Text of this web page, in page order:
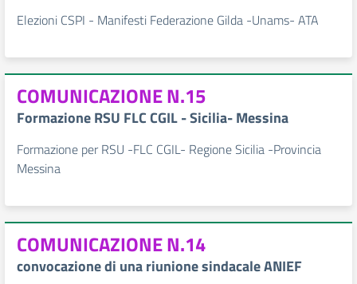
Elezioni CSPI - Manifesti Federazione Gilda -Unams- ATA
COMUNICAZIONE N.15
Formazione RSU FLC CGIL - Sicilia- Messina
Formazione per RSU -FLC CGIL- Regione Sicilia -Provincia
Messina
COMUNICAZIONE N.14
convocazione di una riunione sindacale ANIEF